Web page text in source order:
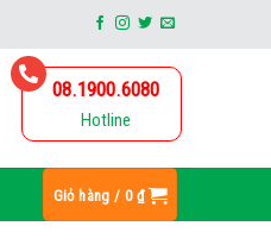
08.1900.6080
Hotline
Giỏ hàng / 0 ₫